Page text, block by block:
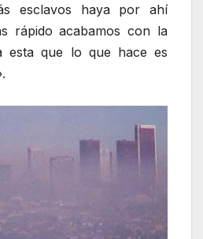
esclavos haya por ahí
rápido acabamos con la
esta que lo que hace es